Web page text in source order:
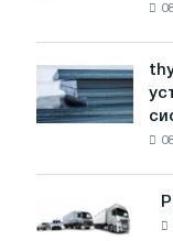
предупреждает:
воды
угрожает
thyssenkrupp
Rasselstein
устанавливает
Рынок
новых